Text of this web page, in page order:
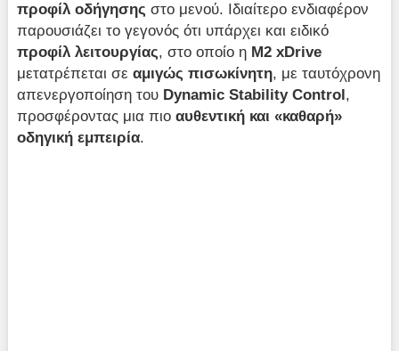
προφίλ οδήγησης στο μενού. Ιδιαίτερο ενδιαφέρον
παρουσιάζει το γεγονός ότι υπάρχει και ειδικό
προφίλ λειτουργίας, στο οποίο η M2 xDrive
μετατρέπεται σεαμιγώς πισωκίνητη, με ταυτόχρονη
απενεργοποίηση του Dynamic Stability Control ,
προσφέροντας μια πιοαυθεντική και «καθαρή»
οδηγική εμπειρία.